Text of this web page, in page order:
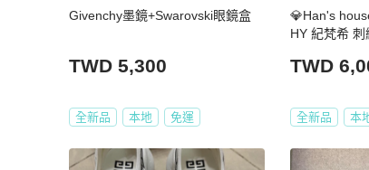
Givenchy墨鏡+Swarovski眼鏡盒
TWD 5,300
全新品 本地 免運
💎Han's
HY 紀梵希 刺
0
TWD
全新品 本